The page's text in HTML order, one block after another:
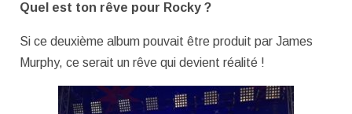
Quel est ton rêve pour Rocky ?
Si ce deuxième album pouvait être produit par James
Murphy, ce serait un rêve qui devient réalité !